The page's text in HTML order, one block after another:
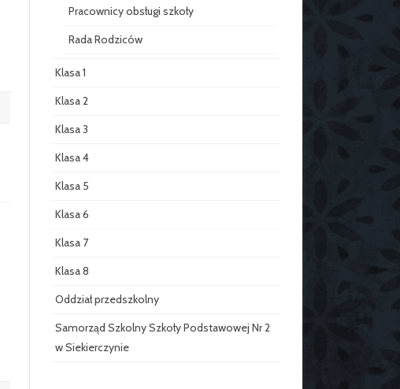
Pracownicy obsługi szkoły
Rada Rodziców
Klasa 1
Klasa 2
Klasa 3
Klasa 4
Klasa 5
Klasa 6
Klasa 7
Klasa 8
Oddział przedszkolny
Samorząd Szkolny Szkoły Podstawowej Nr 2
w Siekierczynie